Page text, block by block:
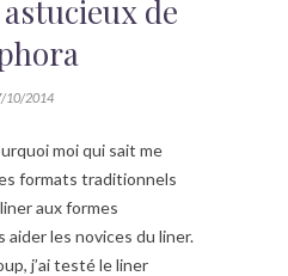
de
10/2014
moi qui sait me
formats traditionnels
aux formes
aider les novices du liner.
j’ai testé le liner